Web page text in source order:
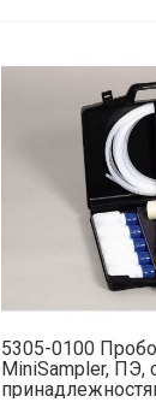
5305-0100
MiniSampler, ПЭ,